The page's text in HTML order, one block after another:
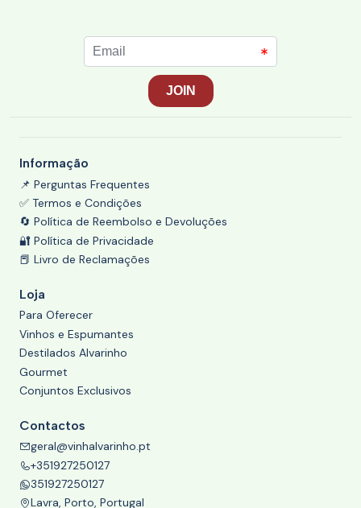
Informação
📌 Perguntas Frequentes
✅ Termos e Condições
🔄 Política de Reembolso e Devoluções
🔐 Política de Privacidade
📕 Livro de Reclamações
Loja
Para Oferecer
Vinhos e Espumantes
Destilados Alvarinho
Gourmet
Conjuntos Exclusivos
Contactos
geral@vinhalvarinho.pt
+351927250127
351927250127
Lavra, Porto, Portugal